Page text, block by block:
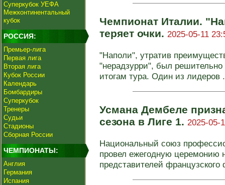
Суперкубок УЕФА
Межконтинентальный
кубок
РОССИЯ:
Премьер-лига
Первая лига
Вторая лига
Кубок России
Календарь
Бомбардиры
Суперкубок
Тренеры
Судьи
Стадионы
Сборная России
ЧЕМПИОНАТЫ:
Англия
Германия
Испания
Чемпионат Италии.
теряет очки. 2025-05-11
"Наполи", утратив
"нерадзурри", был решительно
итогам тура. Один из лидеров
Усмана Дембеле
сезона в Лиге 1. 2025-05-
Национальный союз
провел ежегодную церемонию
представителей